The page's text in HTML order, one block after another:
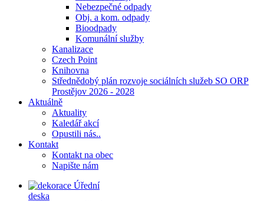
Nebezpečné odpady
Obj. a kom. odpady
Bioodpady
Komunální služby
Kanalizace
Czech Point
Knihovna
Střednědobý plán rozvoje sociálních služeb SO ORP
Prostějov 2026 - 2028
Aktuálně
Aktuality
Kaledář akcí
Opustili nás..
Kontakt
Kontakt na obec
Napište nám
Úřední
deska